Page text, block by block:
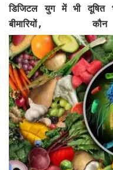
डिजिटल युग में भी दूषित
बीमारियों,